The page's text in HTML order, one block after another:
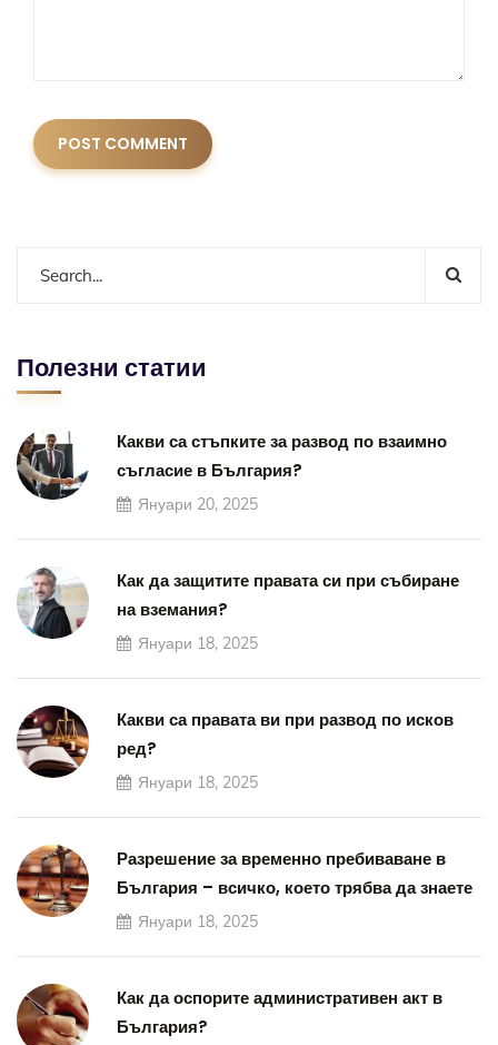
Полезни статии
Какви са стъпките за развод по взаимно
съгласие в България?
Януари 20, 2025
Как да защитите правата си при събиране
на вземания?
Януари 18, 2025
Какви са правата ви при развод по исков
ред?
Януари 18, 2025
Разрешение за временно пребиваване в
България – всичко, което трябва да знаете
Януари 18, 2025
Как да оспорите административен акт в
България?